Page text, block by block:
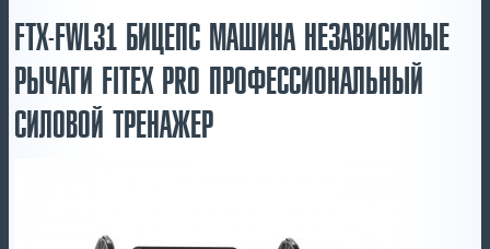
FTX-FWL31 БИЦЕПС МАШИНА НЕЗАВИСИМЫЕ
РЫЧАГИ FITEX PRO ПРОФЕССИОНАЛЬНЫЙ
СИЛОВОЙ ТРЕНАЖЕР